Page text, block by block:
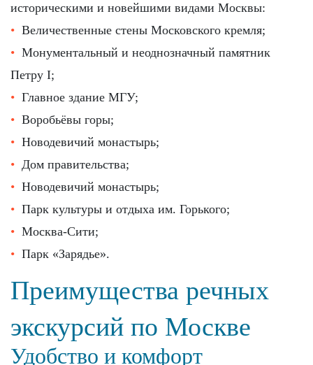
историческими и новейшими видами Москвы:
Величественные стены Московского кремля;
Монументальный и неоднозначный памятник
Петру I;
Главное здание МГУ;
Воробьёвы горы;
Новодевичий монастырь;
Дом правительства;
Новодевичий монастырь;
Парк культуры и отдыха им. Горького;
Москва-Сити;
Парк «Зарядье».
Преимущества речных
экскурсий по Москве
Удобство и комфорт